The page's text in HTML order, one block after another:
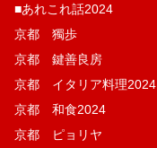
■あれこれ話2024
京都 獨歩
京都 鍵善良房
京都 イタリア料理2024
京都 和食2024
京都 ピョリヤ